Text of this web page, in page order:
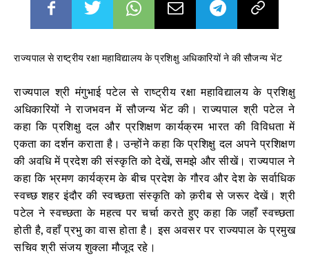
राज्यपाल से राष्ट्रीय रक्षा महाविद्यालय के प्रशिक्षु अधिकारियों ने की सौजन्य भेंट
राज्यपाल श्री मंगुभाई पटेल से राष्ट्रीय रक्षा महाविद्यालय के प्रशिक्षु
अधिकारियों ने राजभवन में सौजन्य भेंट की। राज्यपाल श्री पटेल ने
कहा कि प्रशिक्षु दल और प्रशिक्षण कार्यक्रम भारत की विविधता में
एकता का दर्शन कराता है। उन्होंने कहा कि प्रशिक्षु दल अपने प्रशिक्षण
की अवधि में प्रदेश की संस्कृति को देखें, समझे और सीखें। राज्यपाल ने
कहा कि भ्रमण कार्यक्रम के बीच प्रदेश के गौरव और देश के सर्वाधिक
स्वच्छ शहर इंदौर की स्वच्छता संस्कृति को क़रीब से जरूर देखें। श्री
पटेल ने स्वच्छता के महत्व पर चर्चा करते हुए कहा कि जहाँ स्वच्छता
होती है, वहाँ प्रभु का वास होता है। इस अवसर पर राज्यपाल के प्रमुख
सचिव श्री संजय शुक्ला मौजूद रहे।